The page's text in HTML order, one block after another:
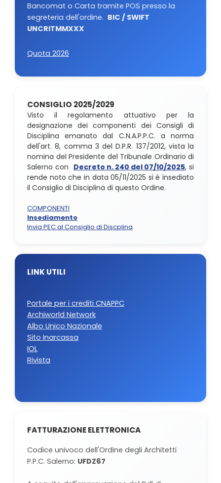
Bancomat o Carta tramite POS presso la
segreteria dell'ordine. BIC / SWIFT
UNCRITMMXXX
Quota 2026
CONSIGLIO 2025/2029
Visto il regolamento attuativo per la
designazione dei componenti dei Consigli di
Disciplina emanato dal C.N.A.P.P.C. a norma
dell'art. 8, comma 3 del D.P.R. 137/2012, vista la
nomina del Presidente del Tribunale Ordinario di
Salerno con Decreto n. 240 del 07/10/2025, si
rende noto che in data 05/11/2025 si è insediato
il Consiglio di Disciplina di questo Ordine.
COMPONENTI
Insediamento
Invia PEC al Consiglio di Discplina
LINK UTILI
Portale per i crediti CNAPPC
Archiworld Network
Albo Unico Nazionale
Sito Inarcassa
IOL
Rivista
FATTURAZIONE ELETTRONICA
Codice univoco dell'Ordine degli Architetti
P.P.C. Salerno: UFDZ67